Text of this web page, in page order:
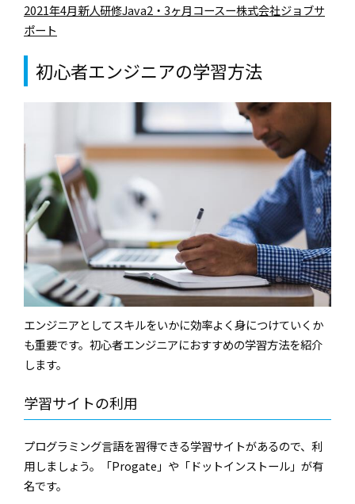
2021年4月新人研修Java2・3ヶ月コースー株式会社ジョブサ
ポート
初心者エンジニアの学習方法
エンジニアとしてスキルをいかに効率よく身につけていくか
も重要です。初心者エンジニアにおすすめの学習方法を紹介
します。
学習サイトの利用
プログラミング言語を習得できる学習サイトがあるので、利
用しましょう。「Progate」や「ドットインストール」が有
名です。